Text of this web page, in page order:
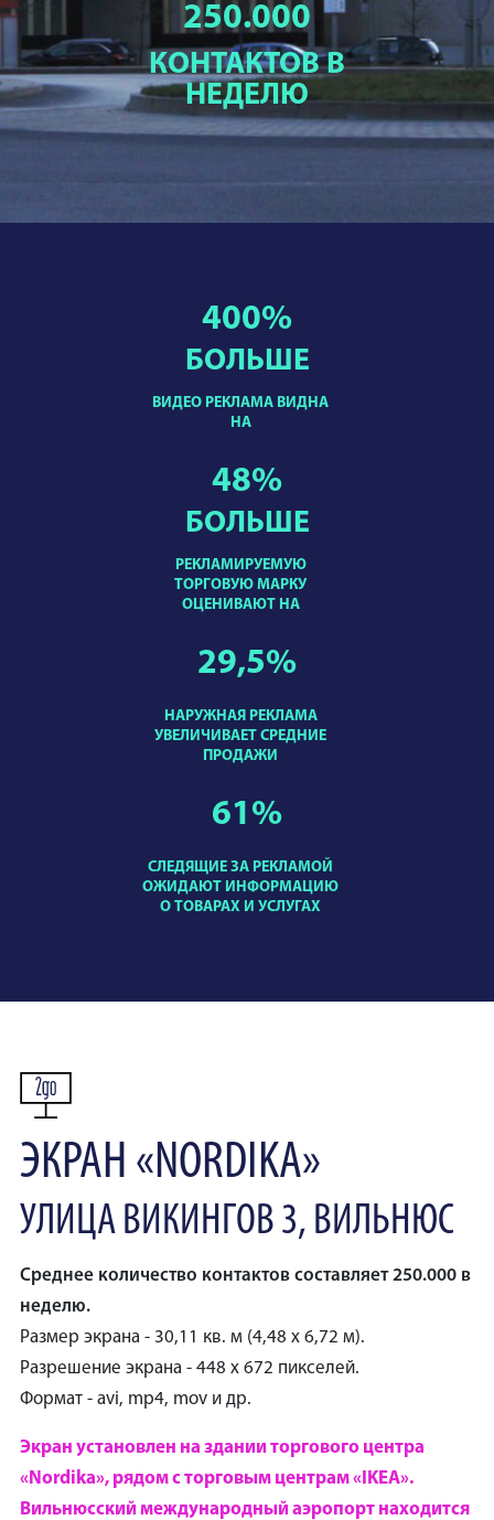
250.000
КОНТАКТОВ В
НЕДЕЛЮ
ВИДЕО РЕКЛАМА ВИДНА
НА
400%
БОЛЬШЕ
РЕКЛАМИРУЕМУЮ
ТОРГОВУЮ МАРКУ
ОЦЕНИВАЮТ НА
48%
БОЛЬШЕ
НАРУЖНАЯ РЕКЛАМА
УВЕЛИЧИВАЕТ СРЕДНИЕ
ПРОДАЖИ
29,5%
СЛЕДЯЩИЕ ЗА РЕКЛАМОЙ
ОЖИДАЮТ ИНФОРМАЦИЮ
О ТОВАРАХ И УСЛУГАХ
61%
ЭКРАН «NORDIKA»
УЛИЦА ВИКИНГОВ 3, ВИЛЬНЮС
Среднее количество контактов составляет 250.000 в
неделю.
Размер экрана - 30,11 кв. м (4,48 х 6,72 м).
Разрешение экрана - 448 х 672 пикселей.
Формат - avi, mp4, mov и др.
Экран установлен на здании торгового центра
«Nordika», рядом с торговым центрам «IKEA».
Вильнюсский международный аэропорт находится